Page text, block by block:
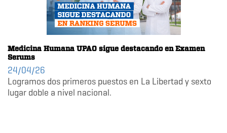
Medicina Humana UPAO sigue destacando en Examen
Serums
24/04/26
Logramos dos primeros puestos en La Libertad y sexto
lugar doble a nivel nacional.